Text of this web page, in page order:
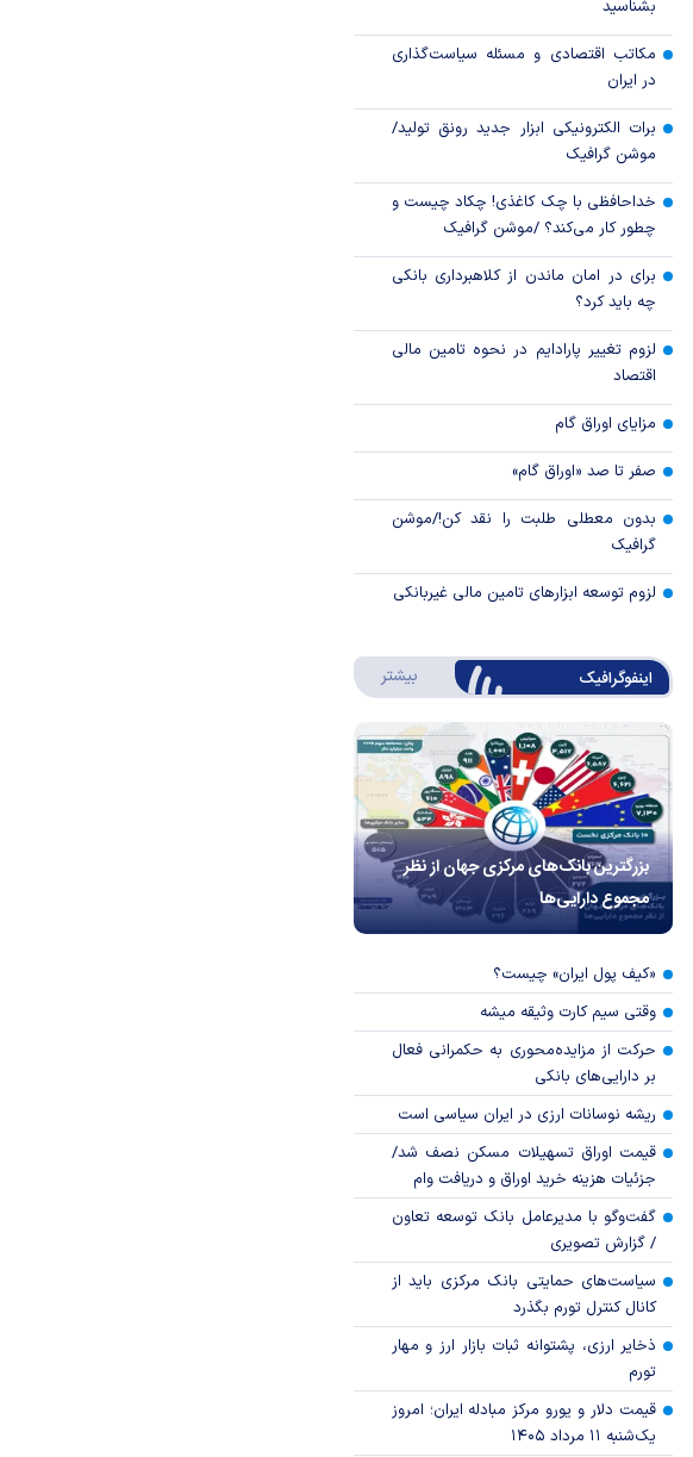
رکوردشکنی قیمت هفتگی طلا در بازار‌
جهانی
پرداخت ۲۲۰۰ میلیارد ریال وام ودیعه
مسکن به آسیب‌دیدگان جنگ در
هرمزگان
بشناسید
مکاتب اقتصادی و مسئله سیاست‌گذاری
در ایران
برات الکترونیکی ابزار جدید رونق تولید/
موشن گرافیک
خداحافظی با چک کاغذی! چکاد چیست و
چطور کار می‌کند؟ /موشن گرافیک
برای در امان ماندن از کلاهبرداری بانکی
چه باید کرد؟
لزوم تغییر پارادایم در نحوه تامین مالی
اقتصاد
مزایای اوراق گام
صفر تا صد «اوراق گام»
بدون معطلی طلبت را نقد کن!/موشن
گرافیک
لزوم توسعه ابزارهای تامین مالی غیربانکی
اینفوگرافیک بیشتر درباره اینفوگرافیک
بزرگترین بانک‌های مرکزی جهان از نظر
مجموع دارایی‌ها
«کیف پول ایران» چیست؟
وقتی سیم کارت وثیقه میشه
حرکت از مزایده‌محوری به حکمرانی فعال
بر دارایی‌های بانکی
ریشه نوسانات ارزی در ایران سیاسی است
قیمت اوراق تسهیلات مسکن نصف شد/
جزئیات هزینه خرید اوراق و دریافت وام
گفت‌وگو با مدیرعامل بانک توسعه تعاون
/ گزارش تصویری
سیاست‌های حمایتی بانک مرکزی باید از
کانال کنترل تورم بگذرد
ذخایر ارزی، پشتوانه ثبات بازار ارز و مهار
تورم
قیمت دلار و یورو مرکز مبادله ایران؛ امروز
یک‌شنبه ۱۱ مرداد ۱۴۰۵